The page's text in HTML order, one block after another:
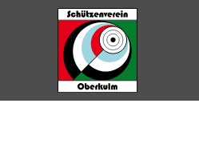
Zum Hauptinhalt springen